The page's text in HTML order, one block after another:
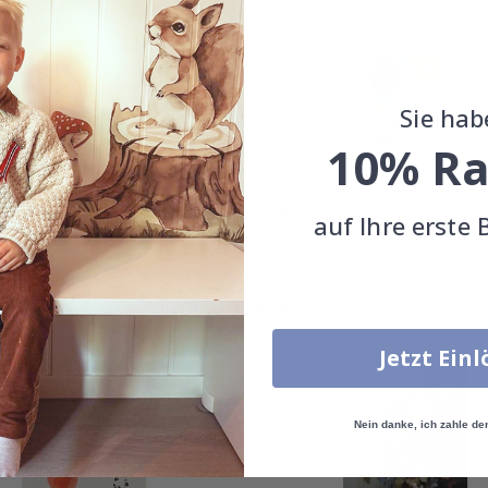
in Vase Poster
Special
Price
11,00 € Special
11,00 €
Ähnliche produkte
Sie
10%
auf Ihre erste
Jetzt
Nein danke, ich zahle